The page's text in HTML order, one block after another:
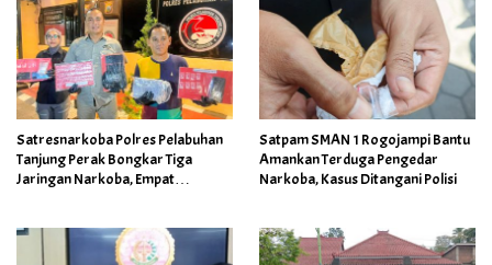
Satresnarkoba Polres Pelabuhan
Tanjung Perak Bongkar Tiga
Jaringan Narkoba, Empat
Satpam SMAN 1 Rogojampi Bantu
Amankan Terduga Pengedar
Narkoba, Kasus Ditangani Polisi